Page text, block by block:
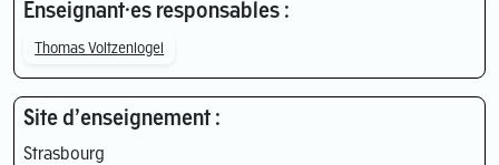
Enseignant·es responsables :
Thomas Voltzenlogel
Site d’enseignement :
Strasbourg